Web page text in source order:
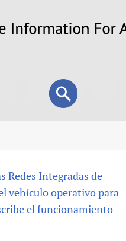
Search
form
Search
Redes Integradas de
vehículo operativo para
el funcionamiento